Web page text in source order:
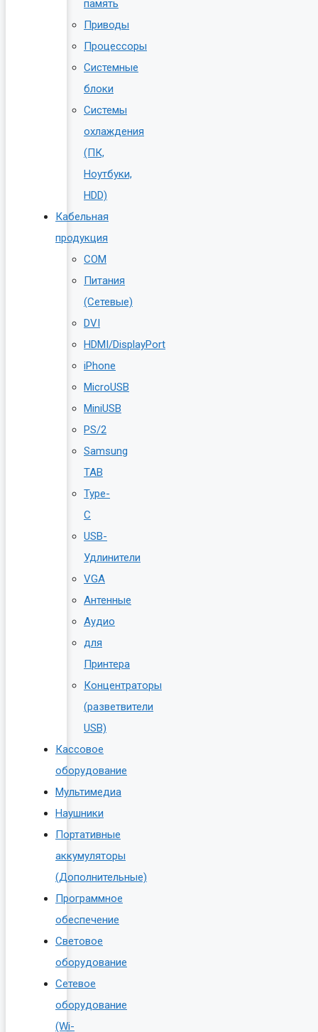
память
Приводы
Процессоры
Системные
блоки
Системы
охлаждения
(ПК,
Ноутбуки,
HDD)
Кабельная
продукция
COM
Питания
(Сетевые)
DVI
HDMI/DisplayPort
iPhone
MicroUSB
MiniUSB
PS/2
Samsung
TAB
Type-
C
USB-
Удлинители
VGA
Антенные
Аудио
для
Принтера
Концентраторы
(разветвители
USB)
Кассовое
оборудование
Мультимедиа
Наушники
Портативные
аккумуляторы
(Дополнительные)
Программное
обеспечение
Световое
оборудование
Сетевое
оборудование
(Wi-